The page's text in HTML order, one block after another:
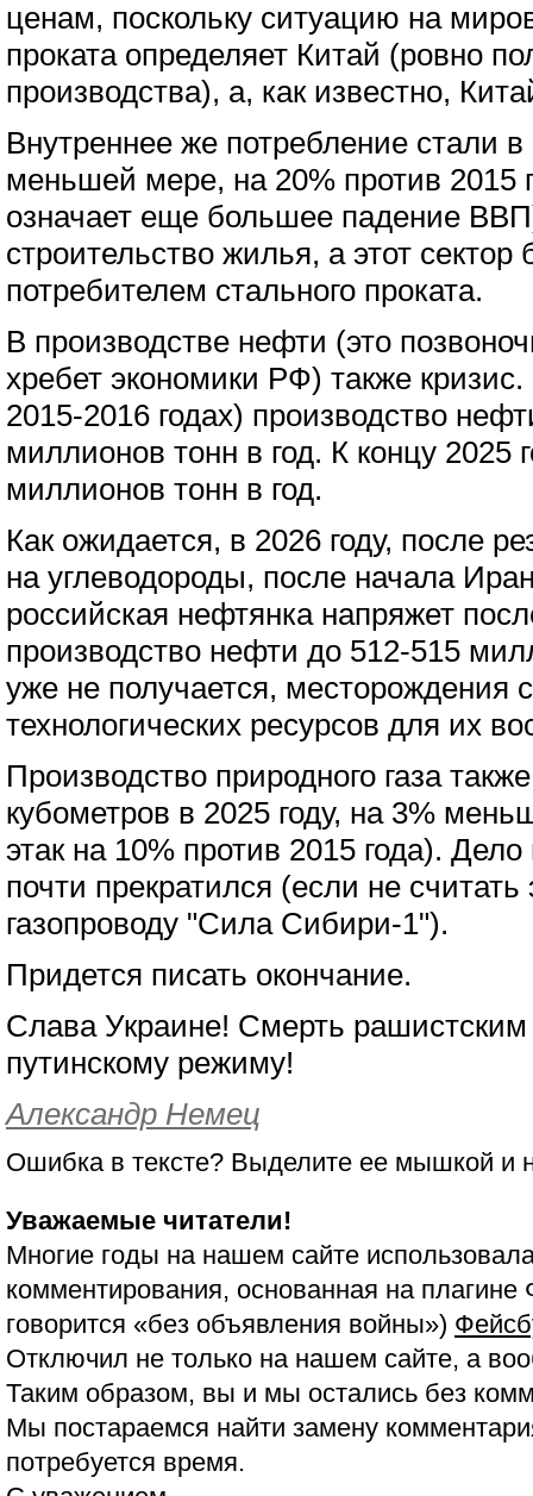
ценам, поскольку ситуацию на
проката определяет Китай (ровно
производства), а, как известно,
Внутреннее же потребление стали
меньшей мере, на 20% против 2015
означает еще большее падение
строительство жилья, а этот
потребителем стального проката.
В производстве нефти (это
хребет экономики РФ) также
2015-2016 годах) производство
миллионов тонн в год. К концу 2025
миллионов тонн в год.
Как ожидается, в 2026 году, после
на углеводороды, после начала
российская нефтянка напряжет
производство нефти до 512-515
уже не получается, месторождения
технологических ресурсов для их
Производство природного газа
кубометров в 2025 году, на 3%
этак на 10% против 2015 года). Дело
почти прекратился (если не считать
газопроводу "Сила Сибири-1").
Придется писать окончание.
Слава Украине! Смерть рашистским
путинскому режиму!
Александр Немец
Ошибка в тексте? Выделите ее мышкой и
Уважаемые читатели!
Многие годы на нашем сайте
комментирования, основанная на
говорится «без объявления войны»)
Отключил не только на нашем сайте, а
Таким образом, вы и мы остались без
Мы постараемся найти замену
потребуется время.